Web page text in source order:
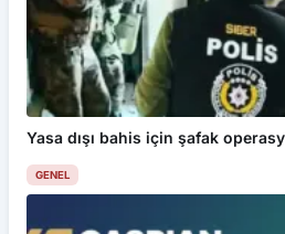
Yasa dışı bahis için şafak
GENEL